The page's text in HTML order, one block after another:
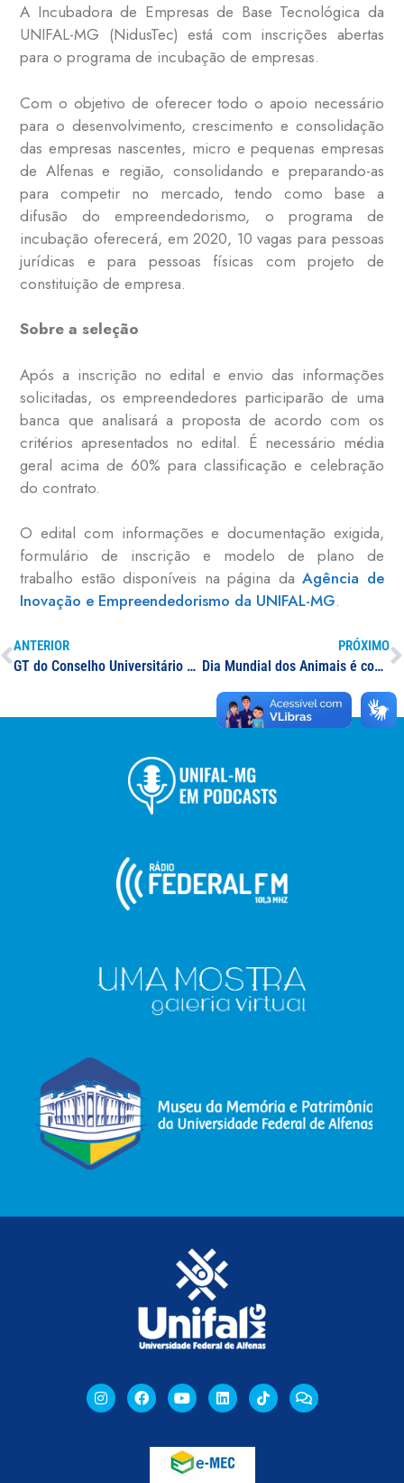
A Incubadora de Empresas de Base Tecnológica da
UNIFAL-MG (NidusTec) está com inscrições abertas
para o programa de incubação de empresas.
Com o objetivo de oferecer todo o apoio necessário
para o desenvolvimento, crescimento e consolidação
das empresas nascentes, micro e pequenas empresas
de Alfenas e região, consolidando e preparando-as
para competir no mercado, tendo como base a
difusão do empreendedorismo, o programa de
incubação oferecerá, em 2020, 10 vagas para pessoas
jurídicas e para pessoas físicas com projeto de
constituição de empresa.
Sobre a seleção
Após a inscrição no edital e envio das informações
solicitadas, os empreendedores participarão de uma
banca que analisará a proposta de acordo com os
critérios apresentados no edital. É necessário média
geral acima de 60% para classificação e celebração
do contrato.
O edital com informações e documentação exigida,
formulário de inscrição e modelo de plano de
trabalho estão disponíveis na página daAgência de
Inovação e Empreendedorismo da UNIFAL-MG.
ANTERIOR
GT do Conselho Universitário divulga campanha de solidariedade para o Acampamento Quilombo Campo Grande; as doações serão utilizadas na recuperação de lavouras e na reconstrução da Escola Eduardo Galeano, destruídas em ação de despejo
PRÓXIMO
Dia Mundial dos Animais é comemorado neste domingo, 04 de outubro; conheça o “Projeto Bernardo” da UNIFAL-MG, desenvolvido como estratégia de manejo de animais abandonados que vivem nas dependências da Universidade